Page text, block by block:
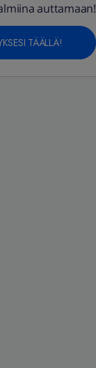
auttamaan!
TÄÄLLÄ!